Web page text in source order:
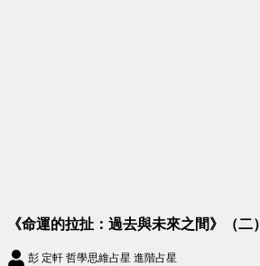
《命運的拉扯：過去與未來之間》（二）
彭 定軒 哲學思維占星 進階占星